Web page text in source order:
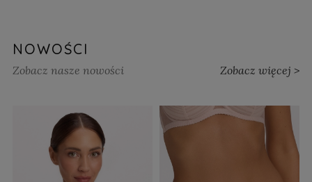
NOWOŚCI
Zobacz nasze nowości Zobacz więcej >